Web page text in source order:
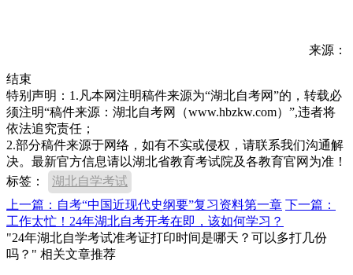
来源：
结束
特别声明：1.凡本网注明稿件来源为“湖北自考网”的，转载必
须注明“稿件来源：湖北自考网（www.hbzkw.com）”,违者将
依法追究责任；
2.部分稿件来源于网络，如有不实或侵权，请联系我们沟通解
决。最新官方信息请以湖北省教育考试院及各教育官网为准！
标签：
湖北自学考试
上一篇：自考“中国近现代史纲要”复习资料第一章 下一篇：
工作太忙！24年湖北自考开考在即，该如何学习？
"24年湖北自学考试准考证打印时间是哪天？可以多打几份
吗？" 相关文章推荐